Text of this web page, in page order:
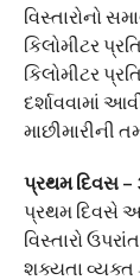
વિસ્તારોનો
કિલોમીટર
કિલોમીટર
દર્શાવવામાં
માછીમારીની
પ્રથમ દિવસ
પ્રથમ દિવસે
વિસ્તારો
શક્યતા વ્યક્ત